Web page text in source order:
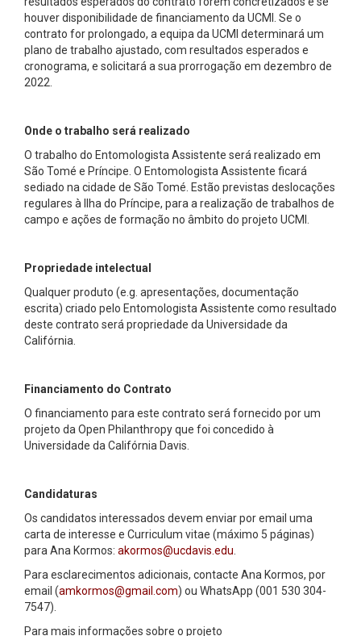
houver disponibilidade de financiamento da UCMI. Se o
contrato for prolongado, a equipa da UCMI determinará um
plano de trabalho ajustado, com resultados esperados e
cronograma, e solicitará a sua prorrogação em dezembro de
2022.
Onde o trabalho será realizado
O trabalho do Entomologista Assistente será realizado em
São Tomé e Príncipe. O Entomologista Assistente ficará
sediado na cidade de São Tomé. Estão previstas deslocações
regulares à Ilha do Príncipe, para a realização de trabalhos de
campo e ações de formação no âmbito do projeto UCMI.
Propriedade intelectual
Qualquer produto (e.g. apresentações, documentação
escrita) criado pelo Entomologista Assistente como resultado
deste contrato será propriedade da Universidade da
Califórnia.
Financiamento do Contrato
O financiamento para este contrato será fornecido por um
projeto da Open Philanthropy que foi concedido à
Universidade da Califórnia Davis.
Candidaturas
Os candidatos interessados devem enviar por email uma
carta de interesse e Curriculum vitae (máximo 5 páginas)
para Ana Kormos: akormos@ucdavis.edu
Para esclarecimentos adicionais, contacte Ana Kormos, por
email (amkormos@gmail.com) ou WhatsApp (001 530 304-
7547).
Para mais informações sobre o projeto